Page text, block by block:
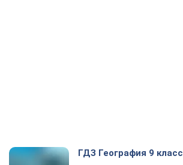
ГДЗ География 9 класс